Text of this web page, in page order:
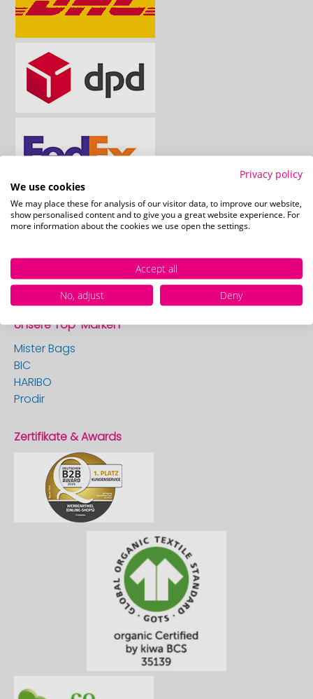
Unsere Top-Marken
Mister Bags
BIC
HARIBO
Prodir
Zertifikate & Awards
Privacy policy
We use cookies
We may place these for analysis of our visitor data, to improve our website,
show personalised content and to give you a great website experience. For
more information about the cookies we use open the settings.
Accept all
No, adjust
Deny